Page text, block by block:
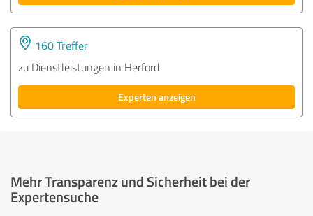
160 Treffer
zu Dienstleistungen in Herford
Experten anzeigen
Mehr Transparenz und Sicherheit bei der
Expertensuche